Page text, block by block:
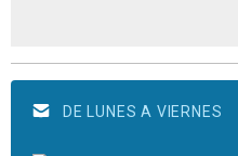
DE LUNES A VIERNES